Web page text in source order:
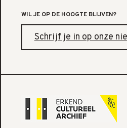
WIL JE OP DE HOOGTE BLIJVEN?
Schrijf je in op onze